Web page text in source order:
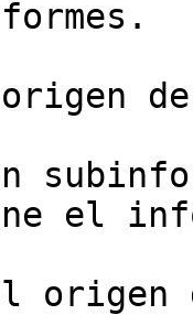
el
origen